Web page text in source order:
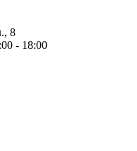
8
- 18:00